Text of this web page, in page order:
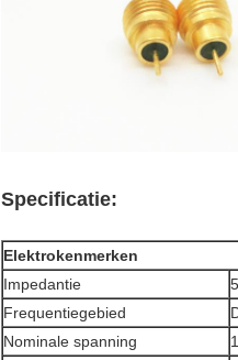
Specificatie:
Elektrokenmerken
Impedantie
Frequentiegebied
Nominale spanning